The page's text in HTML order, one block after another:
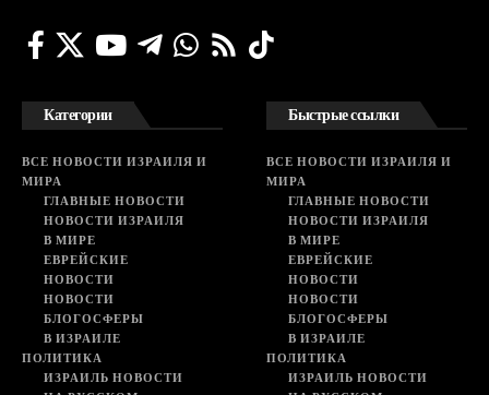
Категории
ВСЕ НОВОСТИ ИЗРАИЛЯ И
МИРА
ГЛАВНЫЕ НОВОСТИ
НОВОСТИ ИЗРАИЛЯ
В МИРЕ
ЕВРЕЙСКИЕ
НОВОСТИ
НОВОСТИ
БЛОГОСФЕРЫ
В ИЗРАИЛЕ
ПОЛИТИКА
ИЗРАИЛЬ НОВОСТИ
Быстрые ссылки
ВСЕ НОВОСТИ ИЗРАИЛЯ И
МИРА
ГЛАВНЫЕ НОВОСТИ
НОВОСТИ ИЗРАИЛЯ
В МИРЕ
ЕВРЕЙСКИЕ
НОВОСТИ
НОВОСТИ
БЛОГОСФЕРЫ
В ИЗРАИЛЕ
ПОЛИТИКА
ИЗРАИЛЬ НОВОСТИ